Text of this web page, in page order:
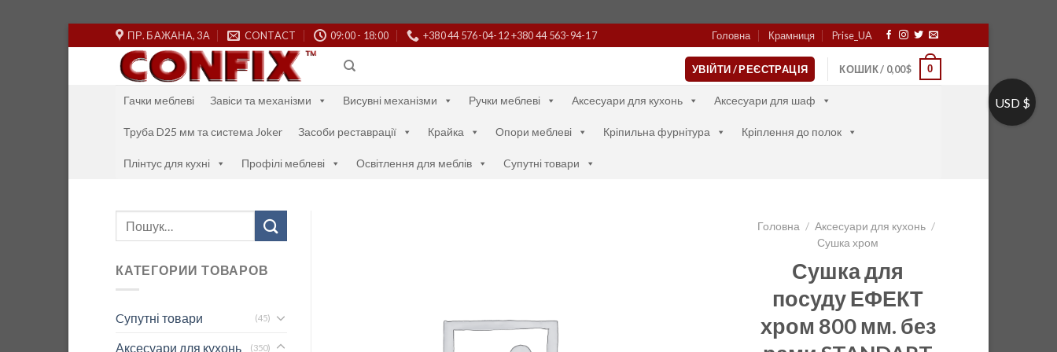
to
ПР. БАЖАНА, 3А CONTACT 09:00 - 18:00 +380 44 576-04-12 +380 44 563-94-17 Головна Крамниця Prise_UA
УВІЙТИ / РЕЄСТРАЦІЯ КОШИК / 0,00$ 0
Гачки меблеві Завіси та механізми Висувні механізми Ручки меблеві Аксесуари для кухонь Аксесуари для шаф
Труба D25 мм та система Joker Засоби реставрації Крайка Опори меблеві Кріпильна фурнітура Кріплення до полок
Плінтус для кухні Профілі меблеві Освітлення для меблів Cупутні товари
Шукати:
КАТЕГОРИИ ТОВАРОВ
Cупутні товари (45)
Аксесуари для кухонь (350)
Головна / Аксесуари для кухонь /
Сушка хром
Сушка для
посуду ЕФЕКТ
хром 800 мм. без
USD $